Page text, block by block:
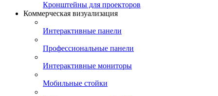
Кронштейны для проекторов
Коммерческая визуализация
Интерактивные панели
Профессиональные панели
Интерактивные мониторы
Мобильные стойки